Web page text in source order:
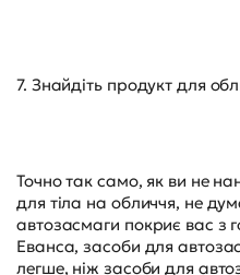
7. Знайдіть продукт для
Точно так само, як ви не
для тіла на обличчя, не
автозасмаги покриє вас з
Еванса, засоби для
легше, ніж засоби для